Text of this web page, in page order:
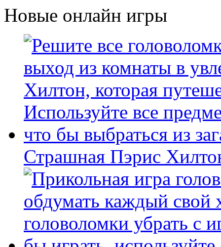
Новые онлайн игры
Страшная Пэрис